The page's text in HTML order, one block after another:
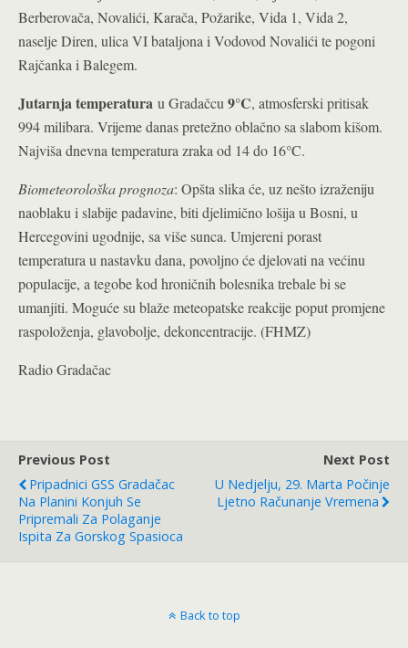
Berberovača, Novalići, Karača, Požarike, Vida 1, Vida 2,
naselje Diren, ulica VI bataljona i Vodovod Novalići te pogoni
Rajčanka i Balegem.
Jutarnja temperatura u Gradačcu 9°C, atmosferski pritisak
994 milibara. Vrijeme danas pretežno oblačno sa slabom kišom.
Najviša dnevna temperatura zraka od 14 do 16°C.
Biometeorološka prognoza: Opšta slika će, uz nešto izraženiju
naoblaku i slabije padavine, biti djelimično lošija u Bosni, u
Hercegovini ugodnije, sa više sunca. Umjereni porast
temperatura u nastavku dana, povoljno će djelovati na većinu
populacije, a tegobe kod hroničnih bolesnika trebale bi se
umanjiti. Moguće su blaže meteopatske reakcije poput promjene
raspoloženja, glavobolje, dekoncentracije. (FHMZ)
Radio Gradačac
Previous Post
Pripadnici GSS Gradačac
Na Planini Konjuh Se
Pripremali Za Polaganje
Ispita Za Gorskog Spasioca
Next Post
U Nedjelju, 29. Marta Počinje
Ljetno Računanje Vremena
Back to top